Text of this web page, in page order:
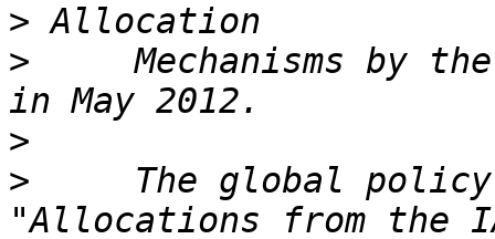
>
>
Mechanisms by
>
>
The global